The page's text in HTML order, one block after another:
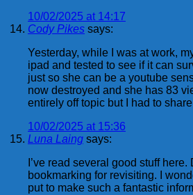
10/02/2025 at 14:17
Cody Pikes says:
Yesterday, while I was at work,
ipad and tested to see if it can
just so she can be a youtube
now destroyed and she has 83
entirely off topic but I had to
10/02/2025 at 15:36
Luna Laing says:
I’ve read several good stuff
bookmarking for revisiting. I
put to make such a fantastic